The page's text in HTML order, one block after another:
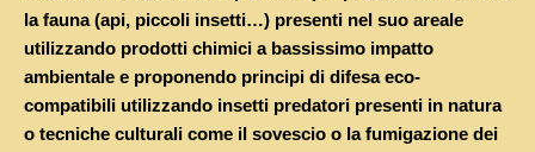
la fauna (api, piccoli insetti…) presenti nel suo areale
utilizzando prodotti chimici a bassissimo impatto
ambientale e proponendo principi di difesa eco-
compatibili utilizzando insetti predatori presenti in natura
o tecniche culturali come il sovescio o la fumigazione dei